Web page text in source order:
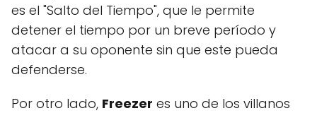
es el "Salto del Tiempo", que le permite
detener el tiempo por un breve período y
atacar a su oponente sin que este pueda
defenderse.
Por otro lado, Freezer es uno de los villanos